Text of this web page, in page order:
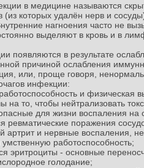
в медицине называются
(из которых удалён нерв и
нагноения часто не
выделяют в кровь и в
появляются в результате
причиной ослабления
или, проще говоря,
инфекции:
и физическая
на то, чтобы нейтрализовать
для жизни воспаления на
ревматические поражения
артрит и нервные воспаления,
работоспособность;
эритроциты - основные
голодание;